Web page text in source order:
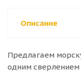
Описание
Предлагаем
одним сверлением